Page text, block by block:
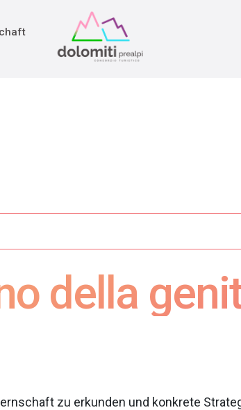
della
zu erkunden und konkrete